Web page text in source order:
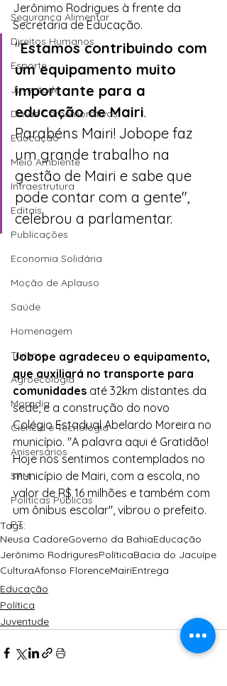
Segurança Alimentar
Direitos Humanos
Esporte
Juventude
Datas Comemorativas
Educação
Meio Ambiente
Infraestrutura
Editais
Publicações
Economia Solidária
Moção de Aplauso
Saúde
Homenagem
Turismo
Agroecologia
Moradia
Ciência e Tecnologia
Anisersários
SPM
Políticas Públicas
PT
Jerônimo Rodrigues à frente da
Secretaria de Educação.
"Estamos contribuindo com
um equipamento muito
importante para a
educação de Mairi.
Parabéns Mairi! Jobope faz
um grande trabalho na
gestão de Mairi e sabe que
pode contar com a gente",
celebrou a parlamentar.
Jobope agradeceu o equipamento,
que auxiliará no transporte para
comunidades até 32km distantes da
sede, e a construção do novo
Colégio Estadual Abelardo Moreira no
município. "A palavra aqui é Gratidão!
Hoje nos sentimos contemplados no
município de Mairi, com a escola, no
valor de R$ 16 milhões e também com
um ônibus escolar", vibrou o prefeito.
Tags:
Neusa CadoreGoverno da BahiaEducação
Jerônimo RodriguresPolíticaBacia do Jacuípe
CulturaAfonso FlorenceMairiEntrega
Educação
Política
Juventude